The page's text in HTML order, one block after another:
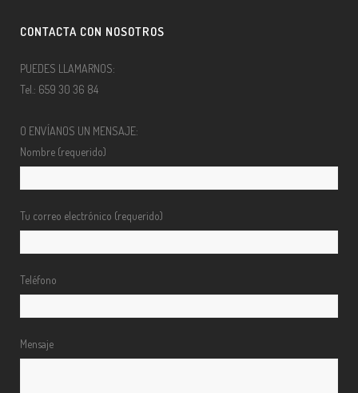
CONTACTA CON NOSOTROS
PUEDES LLAMARNOS:
Tel.: 659 30 36 84
O ENVÍANOS UN MENSAJE:
Nombre (requerido)
Tu correo electrónico (requerido)
Teléfono
Mensaje